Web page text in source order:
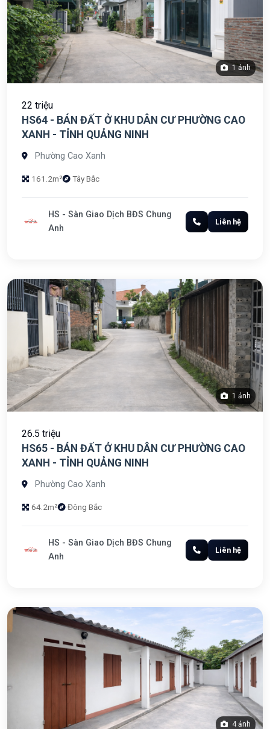
1 ảnh
22 triệu
HS64 - BÁN ĐẤT Ở KHU DÂN CƯ PHƯỜNG CAO
XANH - TỈNH QUẢNG NINH
Phường Cao Xanh
161.2m² Tây Bắc
HS - Sàn Giao Dịch BĐS Chung
Anh
Liên hệ
1 ảnh
26.5 triệu
HS65 - BÁN ĐẤT Ở KHU DÂN CƯ PHƯỜNG CAO
XANH - TỈNH QUẢNG NINH
Phường Cao Xanh
64.2m² Đông Bắc
HS - Sàn Giao Dịch BĐS Chung
Anh
Liên hệ
4 ảnh